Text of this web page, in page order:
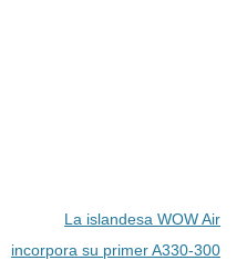
La islandesa WOW Air
incorpora su primer A330-300